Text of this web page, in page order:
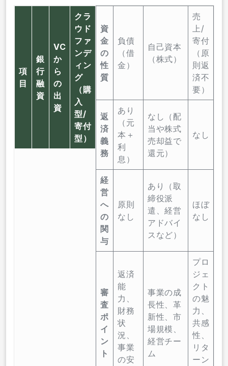
項
目
銀
行
融
資
VC
か
ら
の
出
資
クラ
ウド
ファ
ンデ
ィン
グ
（購
入
型/
寄付
型）
資
金
の
性
質
負債
（借
金）
自己資本
（株式）
売
上/
寄付
（原
則返
済不
要）
返
済
義
務
あり
（元
本＋
利
息）
なし（配
当や株式
売却益で
還元）
なし
経
営
へ
の
関
与
原則
なし
あり（取
締役派
遣、経営
アドバイ
スなど）
ほぼ
なし
審
査
ポ
イ
ン
ト
返済
能
力、
財務
状
況、
事業
の安
事業の成
長性、革
新性、市
場規模、
経営チー
ム
プロ
ジェ
クト
の魅
力、
共感
性、
リタ
ーン